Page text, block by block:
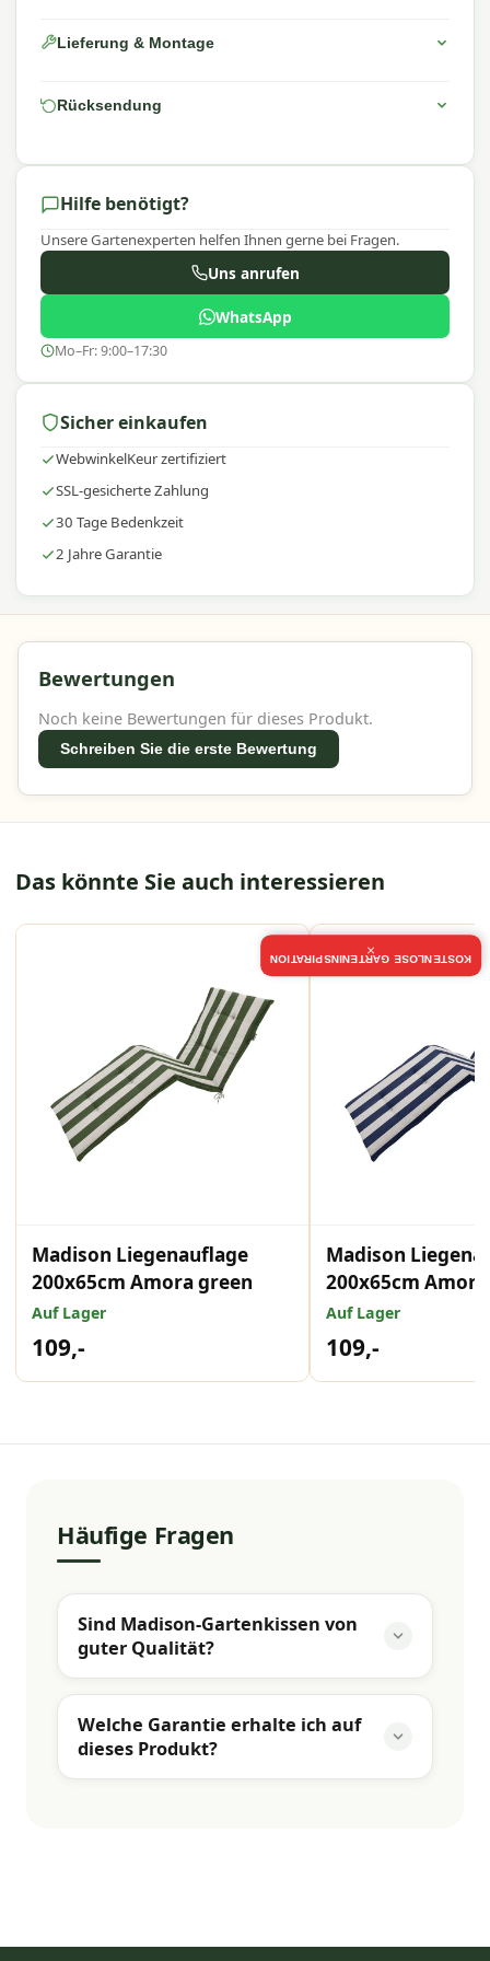
Lieferung & Montage
Rücksendung
Hilfe benötigt?
Unsere Gartenexperten helfen Ihnen gerne bei Fragen.
Uns anrufen
WhatsApp
Mo–Fr: 9:00–17:30
Sicher einkaufen
WebwinkelKeur zertifiziert
SSL-gesicherte Zahlung
30 Tage Bedenkzeit
2 Jahre Garantie
Bewertungen
Noch keine Bewertungen für dieses Produkt.
Schreiben Sie die erste Bewertung
Das könnte Sie auch interessieren
Madison Liegenauflage
200x65cm Amora green
Auf Lager
109,-
Madison
200x65cm
Auf Lager
109,-
Häufige Fragen
Sind Madison-Gartenkissen von
guter Qualität?
Welche Garantie erhalte ich auf
dieses Produkt?
KOSTENLOSE GARTENINSPIRATION
×